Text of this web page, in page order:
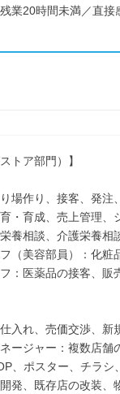
業20時間未満／直接
トア部門）】
場作り、接客、発注
・育成、売上管理、
養相談、介護栄養相
（美容部員）：化粧
：医薬品の接客、販
入れ、売価交渉、新
ージャー：複数店舗
、ポスター、チラシ
発、既存店の改装、